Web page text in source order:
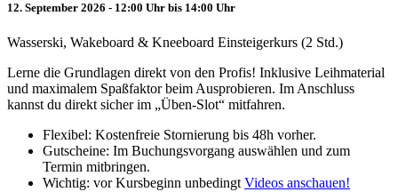
12. September 2026 - 12:00 Uhr bis 14:00 Uhr
Wasserski, Wakeboard & Kneeboard Einsteigerkurs (2 Std.)
Lerne die Grundlagen direkt von den Profis! Inklusive Leihmaterial
und maximalem Spaßfaktor beim Ausprobieren. Im Anschluss
kannst du direkt sicher im „Üben-Slot“ mitfahren.
Flexibel: Kostenfreie Stornierung bis 48h vorher.
Gutscheine: Im Buchungsvorgang auswählen und zum
Termin mitbringen.
Wichtig: vor Kursbeginn unbedingt Videos anschauen!